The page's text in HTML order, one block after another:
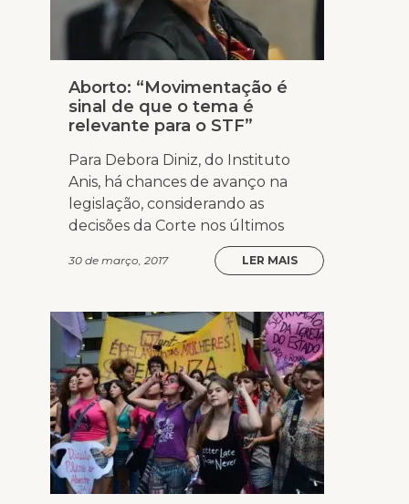
Aborto: “Movimentação é
sinal de que o tema é
relevante para o STF”
Para Debora Diniz, do Instituto
Anis, há chances de avanço na
legislação, considerando as
decisões da Corte nos últimos
30 de março, 2017 LER MAIS